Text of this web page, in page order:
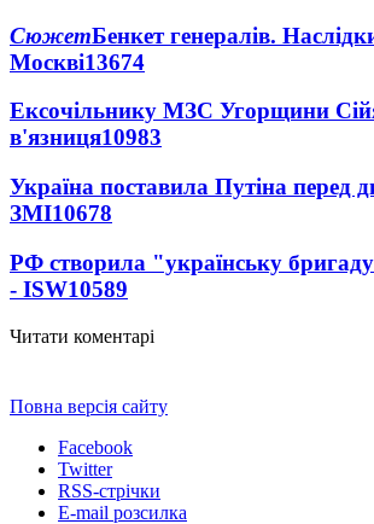
СюжетБенкет генералів.
Москві13674
Ексочільнику МЗС Угорщини
в'язниця10983
Україна поставила Путіна перед
ЗМІ10678
РФ створила "українську
- ISW10589
Читати коментарі
Повна версія сайту
Facebook
Twitter
RSS-стрічки
E-mail розсилка